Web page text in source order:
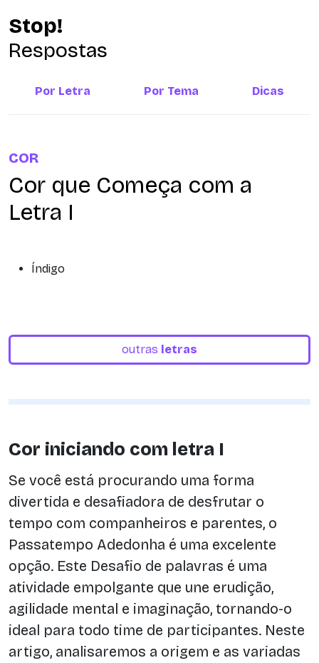
Stop!
Respostas
Por Letra Por Tema Dicas
COR
Cor que Começa com a
Letra I
Índigo
outras letras
Cor iniciando com letra I
Se você está procurando uma forma
divertida e desafiadora de desfrutar o
tempo com companheiros e parentes, o
Passatempo Adedonha é uma excelente
opção. Este Desafio de palavras é uma
atividade empolgante que une erudição,
agilidade mental e imaginação, tornando-o
ideal para todo time de participantes. Neste
artigo, analisaremos a origem e as variadas